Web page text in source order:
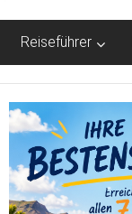
Reiseführer